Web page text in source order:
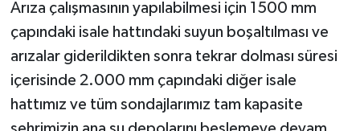
Arıza çalışmasının yapılabilmesi için 1500 mm
çapındaki isale hattındaki suyun boşaltılması ve
arızalar giderildikten sonra tekrar dolması süresi
içerisinde 2.000 mm çapındaki diğer isale
hattımız ve tüm sondajlarımız tam kapasite